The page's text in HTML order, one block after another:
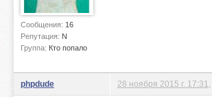
Сообщения: 16
Репутация: N
Группа: Кто попало
phpdude 28 ноября 2015 г. 17:31